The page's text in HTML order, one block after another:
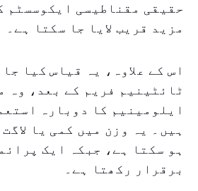
حقیقی مقناطیسی ایکوسسٹم
مزید قریب لایا جا سکتا ہے۔
اس کے علاوہ، یہ قیاس کیا جا
ٹائٹینیم فریم کے بعد، وہ
ایلومینیم کا دوبارہ
ہیں۔ یہ وزن میں کمی یا
ہو سکتا ہے، جبکہ ایک
برقرار رکھتا ہے۔